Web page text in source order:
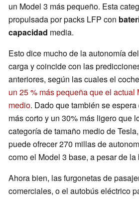
un Model 3 más pequeño. Esta
propulsada por packs LFP con
capacidad media.
Esto dice mucho de la autonomía
carga y coincide con las
anteriores, según las cuales el
un 25 % más pequeña que el actual
medio. Dado que también se
más corto y un 30% más ligero que
categoría de tamaño medio de
puede ofrecer 270 millas de
como el Model 3 base, a pesar de
Ahora bien, las furgonetas de
comerciales, o el autobús eléctrico